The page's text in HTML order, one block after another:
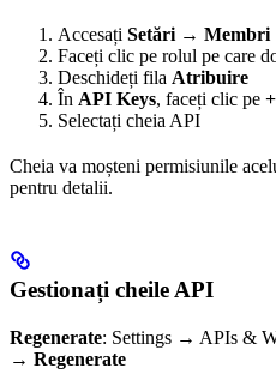
Accesați Setări →
Faceți clic pe rolul pe care
Deschideți fila Atribuire
În API Keys, faceți clic pe
Selectați cheia API
Cheia va moșteni permisiunile
pentru detalii.
Gestionați cheile API
Regenerate: Settings → APIs &
→ Regenerate